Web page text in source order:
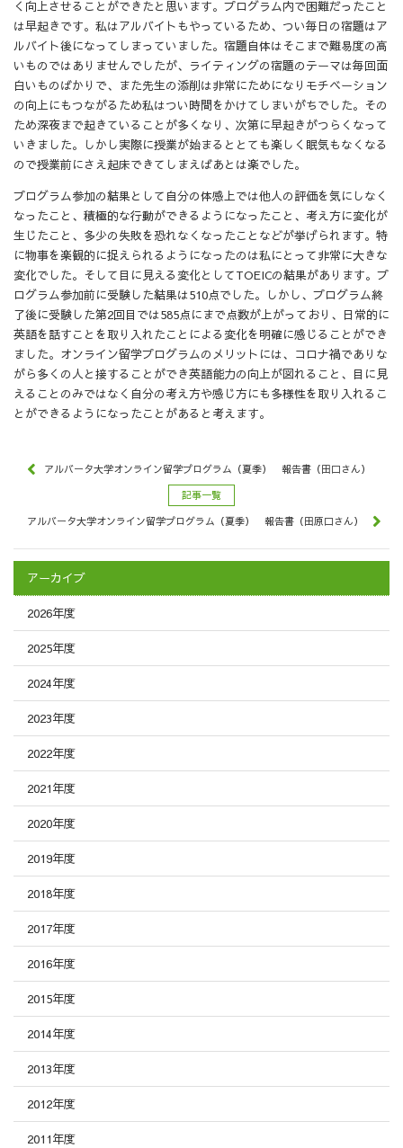
く向上させることができたと思います。プログラム内で困難だったこと
は早起きです。私はアルバイトもやっているため、つい毎日の宿題はア
ルバイト後になってしまっていました。宿題自体はそこまで難易度の高
いものではありませんでしたが、ライティングの宿題のテーマは毎回面
白いものばかりで、また先生の添削は非常にためになりモチベーション
の向上にもつながるため私はつい時間をかけてしまいがちでした。その
ため深夜まで起きていることが多くなり、次第に早起きがつらくなって
いきました。しかし実際に授業が始まるととても楽しく眠気もなくなる
ので授業前にさえ起床できてしまえばあとは楽でした。
プログラム参加の結果として自分の体感上では他人の評価を気にしなく
なったこと、積極的な行動ができるようになったこと、考え方に変化が
生じたこと、多少の失敗を恐れなくなったことなどが挙げられます。特
に物事を楽観的に捉えられるようになったのは私にとって非常に大きな
変化でした。そして目に見える変化としてTOEICの結果があります。プ
ログラム参加前に受験した結果は510点でした。しかし、プログラム終
了後に受験した第2回目では585点にまで点数が上がっており、日常的に
英語を話すことを取り入れたことによる変化を明確に感じることができ
ました。オンライン留学プログラムのメリットには、コロナ禍でありな
がら多くの人と接することができ英語能力の向上が図れること、目に見
えることのみではなく自分の考え方や感じ方にも多様性を取り入れるこ
とができるようになったことがあると考えます。
アルバータ大学オンライン留学プログラム（夏季） 報告書（田口さん）
記事一覧
アルバータ大学オンライン留学プログラム（夏季） 報告書（田原口さん）
アーカイブ
2026年度
2025年度
2024年度
2023年度
2022年度
2021年度
2020年度
2019年度
2018年度
2017年度
2016年度
2015年度
2014年度
2013年度
2012年度
2011年度